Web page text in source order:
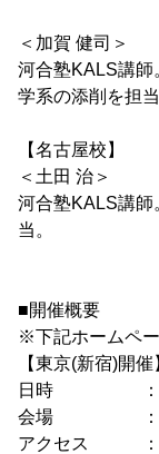
＜加賀 健司＞
河合塾KALS講師
学系の添削を担
【名古屋校】
＜土田 治＞
河合塾KALS講師
当。
■開催概要
※下記ホームペ
【東京(新宿)開催
日時 ：
会場 ： 河
アクセス ： 東